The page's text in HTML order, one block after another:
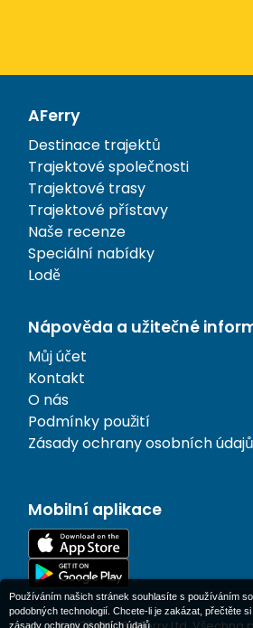
AFerry
Destinace trajektů
Trajektové společnosti
Trajektové trasy
Trajektové přístavy
Naše recenze
Speciální nabídky
Lodě
Nápověda a užitečné
Můj účet
Kontakt
O nás
Podmínky použití
Zásady ochrany osobních údajů
Mobilní aplikace
Používáním našich stránek souhlasíte s používáním
podobných technologií. Chcete-li je zakázat, přečtěte
zásady ochrany osobních údajů.